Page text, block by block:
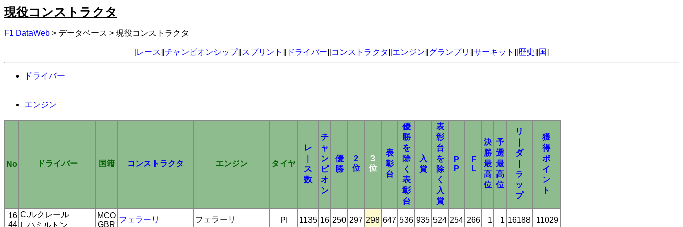
現役コンストラクタ
F1 DataWeb > データベース > 現役コンストラクタ
[レース][チャンピオンシップ][スプリント ][ドライバー][コンストラクタ][エンジン][グランプリ ][サーキット ][歴史][国]
ドライバー
エンジン
No ドライバー 国籍 コンストラクタ エンジン タイヤ
レ
ス
数
チ
ャ
ン
ピ
オ
ン
優
勝
2
位
3
位
表
彰
台
優
勝
を
除
く
表
彰
台
入
賞
表
彰
台
を
除
く
入
賞
P
P
F
L
決
勝
最
高
位
予
選
最
高
位
リ
ダ
ラ
ッ
プ
獲
得
ポ
イ
ン
ト
16
44
C.ルクレール
L.ハミルトン
MCO
GBR
フェラーリ フェラーリ PI 1135 16 250 297 298 647 536 935 524 254 266 1 1 16188 11029